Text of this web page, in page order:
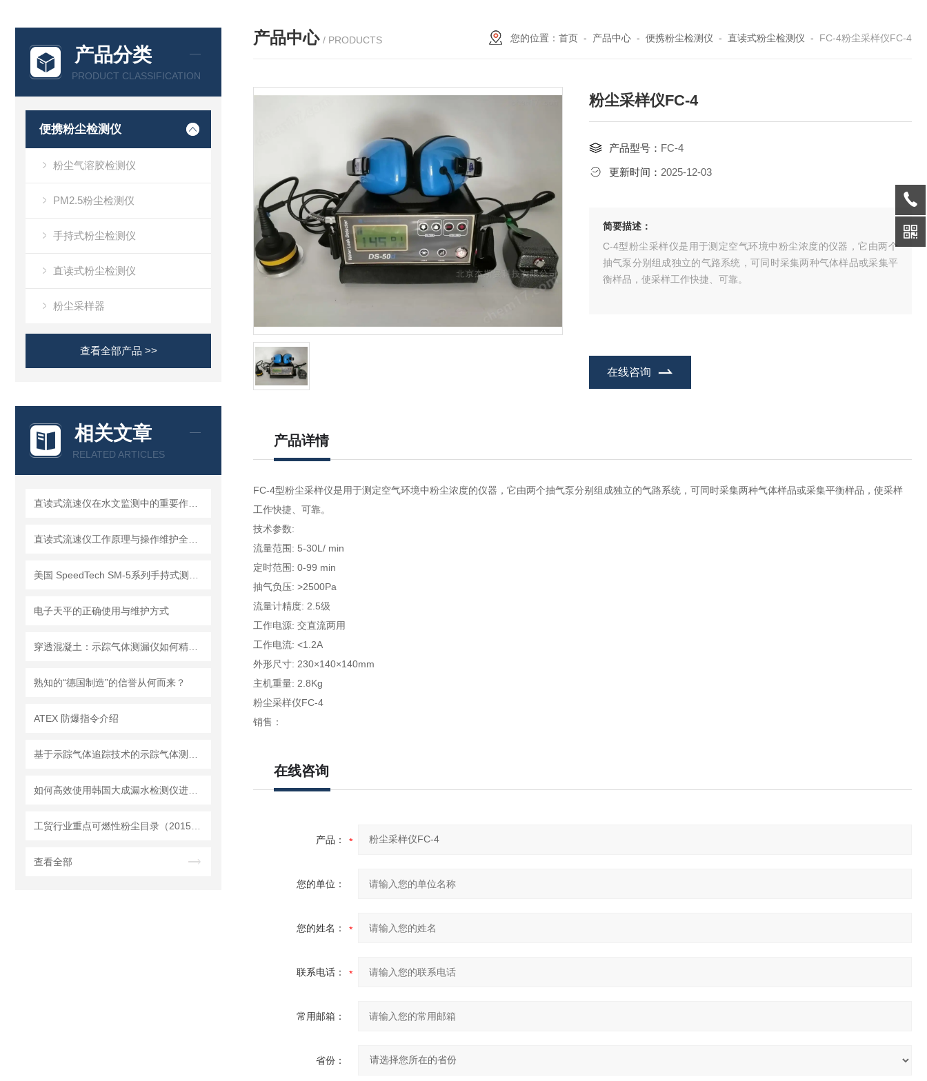
产品分类
PRODUCT CLASSIFICATION
便携粉尘检测仪
粉尘气溶胶检测仪
PM2.5粉尘检测仪
手持式粉尘检测仪
直读式粉尘检测仪
粉尘采样器
查看全部产品 >>
相关文章
RELATED ARTICLES
电子天平的正确使用与维护方式
熟知的“德国制造”的信誉从何而来？
ATEX 防爆指令介绍
查看全部
产品中心 / PRODUCTS 您的位置： 首页 - 产品中心 - 便携粉尘检测仪 - 直读式粉尘检测仪 - FC-4粉尘采样仪FC-4
粉尘采样仪FC-4
产品型号： FC-4
更新时间： 2025-12-03
简要描述：
C-4型粉尘采样仪是用于测定空气环境中粉尘浓度的仪器，它由两个
抽气泵分别组成独立的气路系统，可同时采集两种气体样品或采集平
衡样品，使采样工作快捷、可靠。
在线咨询
产品详情
FC-4型粉尘采样仪是用于测定空气环境中粉尘浓度的仪器，它由两个抽气泵分别组成独立的气路系统，可同时采集两种气体样品或采集平衡样品，使采样
工作快捷、可靠。
技术参数:
流量范围: 5-30L/ min
定时范围: 0-99 min
抽气负压: >2500Pa
流量计精度: 2.5级
工作电源: 交直流两用
工作电流: <1.2A
外形尺寸: 230×140×140mm
主机重量: 2.8Kg
粉尘采样仪FC-4
销售：
在线咨询
产品：
您的单位：
您的姓名：
联系电话：
常用邮箱：
省份：